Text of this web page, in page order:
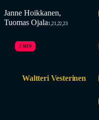
Janne Hoikkanen,
Tuomas Ojala 1,21,22,23
2 MIN
Waltteri Vesterinen